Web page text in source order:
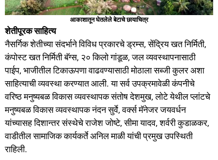
आकाशातून घेतलेले बेटाचे छायाचित्र
शेतीपूरक साहित्य
नैसर्गिक शेतीच्या संदर्भाने विविध प्रकारचे ड्रम्स, सेंद्रिय खत निर्मिती,
कंपोस्ट खत निर्मिती बॅग्स, २० किलो गांडूळ, जल व्यवस्थापनासाठी
पाईप, भाजीतील टिकाऊपणा वाढवण्यासाठी मोठाला सब्जी कुलर अशा
साहित्याची व्यवस्था करण्यात आली. या सर्व उपक्रमावेळी कंपनीचे
वरिष्ठ मनुष्यबळ विकास व्यवस्थापक संतोष देशमुख, लोटे येथील प्लांटचे
मनुष्यबळ विकास व्यवस्थापक नंदन सुर्वे, वर्क्स मॅनेजर जयवर्धन
यांच्यासह दिशान्तर संस्थेचे राजेश जोष्टे, सीमा यादव, शर्वरी कुडाळकर,
वाडीतील सामाजिक कार्यकर्ते अनिल माळी यांची प्रमुख उपस्थिती
राहिली.